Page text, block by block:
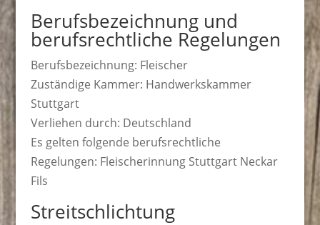
Berufsbezeichnung und
berufsrechtliche Regelungen
Berufsbezeichnung: Fleischer
Zuständige Kammer: Handwerkskammer
Stuttgart
Verliehen durch: Deutschland
Es gelten folgende berufsrechtliche
Regelungen: Fleischerinnung Stuttgart Neckar
Fils
Streitschlichtung